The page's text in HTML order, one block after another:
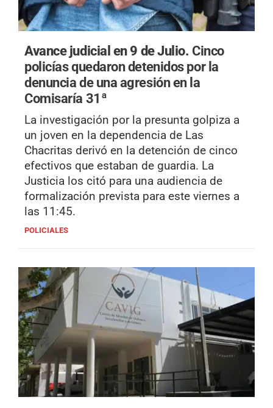
Avance judicial en 9 de Julio. Cinco
policías quedaron detenidos por la
denuncia de una agresión en la
Comisaría 31ª
La investigación por la presunta golpiza a
un joven en la dependencia de Las
Chacritas derivó en la detención de cinco
efectivos que estaban de guardia. La
Justicia los citó para una audiencia de
formalización prevista para este viernes a
las 11:45.
POLICIALES